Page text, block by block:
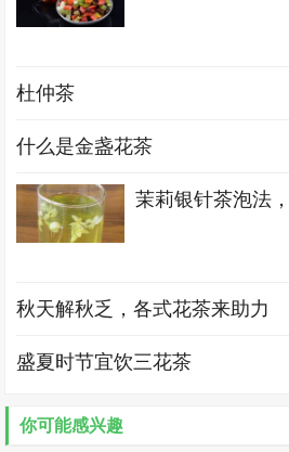
杜仲茶
什么是金盏花茶
茉莉银针茶泡法
秋天解秋乏，各式花茶来助力
盛夏时节宜饮三花茶
你可能感兴趣